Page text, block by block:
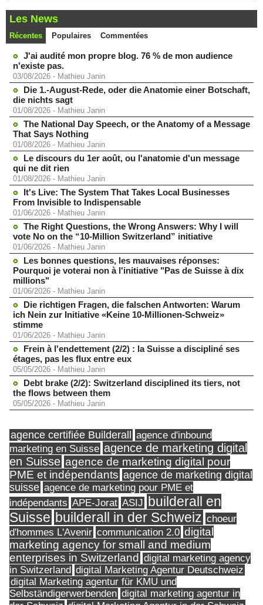
Les News
Récentes Populaires Commentées
J'ai audité mon propre blog. 76 % de mon audience
n'existe pas.
03/08/2026 - Mathieu Janin
Die 1.-August-Rede, oder die Anatomie einer Botschaft,
die nichts sagt
01/08/2026 - Mathieu Janin
The National Day Speech, or the Anatomy of a Message
That Says Nothing
01/08/2026 - Mathieu Janin
Le discours du 1er août, ou l'anatomie d'un message
qui ne dit rien
01/08/2026 - Mathieu Janin
It's Live: The System That Takes Local Businesses
From Invisible to Indispensable
01/06/2026 - Mathieu Janin
The Right Questions, the Wrong Answers: Why I will
vote No on the “10-Million Switzerland” initiative
01/06/2026 - Mathieu Janin
Les bonnes questions, les mauvaises réponses:
Pourquoi je voterai non à l'initiative "Pas de Suisse à dix
millions"
01/06/2026 - Mathieu Janin
Die richtigen Fragen, die falschen Antworten: Warum
ich Nein zur Initiative «Keine 10-Millionen-Schweiz»
stimme
01/06/2026 - Mathieu Janin
Frein à l'endettement (2/2) : la Suisse a discipliné ses
étages, pas les flux entre eux
05/05/2026 - Mathieu Janin
Debt brake (2/2): Switzerland disciplined its tiers, not
the flows between them
05/05/2026 - Mathieu Janin
agence certifiée Builderall
agence d'inbound
marketing en Suisse agence de marketing digital
en Suisse agence de marketing digital pour
PME et indépendants agence de marketing digital
suisse agence de marketing pour PME et
indépendants APE-Jorat ASIJ builderall en
Suisse builderall in der Schweiz choeur
d'hommes L'Avenir communication 2.0 digital
marketing agency for small and medium
enterprises in Switzerland digital marketing agency
in Switzerland digital Marketing Agentur Deutschweiz
digital Marketing agentur für KMU und
Selbständigerwerbenden digital marketing agentur in